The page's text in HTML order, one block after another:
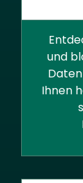
und
Ihnen